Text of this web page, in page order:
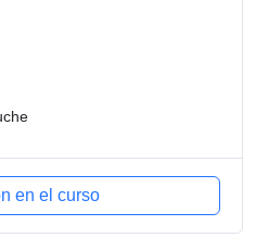
en el curso